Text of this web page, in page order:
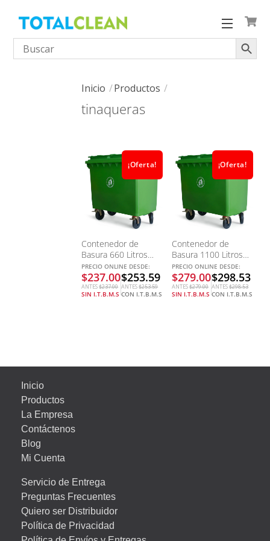
content
Menu
Inicio Productos
tinaqueras
¡Oferta!
Contenedor de
Basura 660 Litros
(Varios Colores)
PRECIO ONLINE DESDE:
$237.00
ANTES$237.00
SIN I.T.B.M.S
$253.59
ANTES$253.59
CON I.T.B.M.S
¡Oferta!
Contenedor de
Basura 1100 Litros
(Varios Colores)
PRECIO ONLINE DESDE:
$279.00
ANTES$279.00
SIN I.T.B.M.S
$298.53
ANTES$298.53
CON I.T.B.M.S
Inicio
Productos
La Empresa
Contáctenos
Blog
Mi Cuenta
Servicio de Entrega
Preguntas Frecuentes
Quiero ser Distribuidor
Política de Privacidad